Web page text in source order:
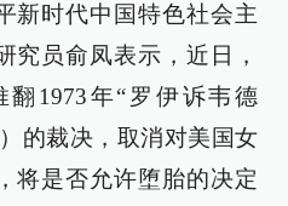
新时代中国特色社会主
究员俞凤表示，近日，
1973年“罗伊诉韦德
的裁决，取消对美国女
将是否允许堕胎的决定